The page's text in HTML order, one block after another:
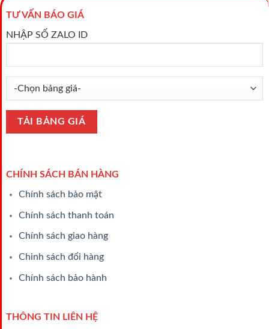
TƯ VẤN BÁO GIÁ
NHẬP SỐ ZALO ID
CHÍNH SÁCH BÁN HÀNG
Chính sách bảo mật
Chính sách thanh toán
Chính sách giao hàng
Chinh sách đổi hàng
Chính sách bảo hành
THÔNG TIN LIÊN HỆ